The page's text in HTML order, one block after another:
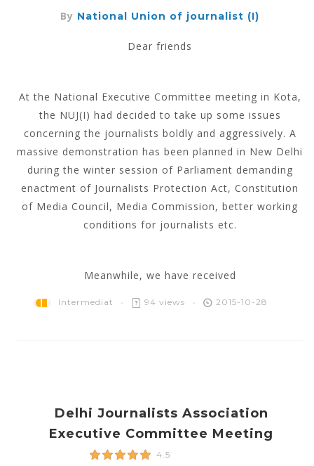
By National Union of journalist (I)
Dear friends
At the National Executive Committee meeting in Kota,
the NUJ(I) had decided to take up some issues
concerning the journalists boldly and aggressively. A
massive demonstration has been planned in New Delhi
during the winter session of Parliament demanding
enactment of Journalists Protection Act, Constitution
of Media Council, Media Commission, better working
conditions for journalists etc.
Meanwhile, we have received
Intermediat 94 views 2015-10-28
Delhi Journalists Association
Executive Committee Meeting
4.5